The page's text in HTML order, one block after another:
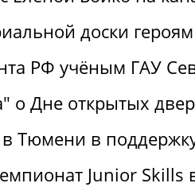
доски
РФ учёным ГАУ
о Дне открытых
Тюмени в
Junior Skills